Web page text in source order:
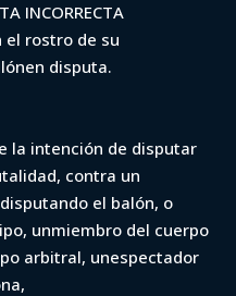
INCORRECTA
el rostro de su
disputa.
la intención de disputar
contra un
el balón, o
unmiembro del cuerpo
arbitral, unespectador